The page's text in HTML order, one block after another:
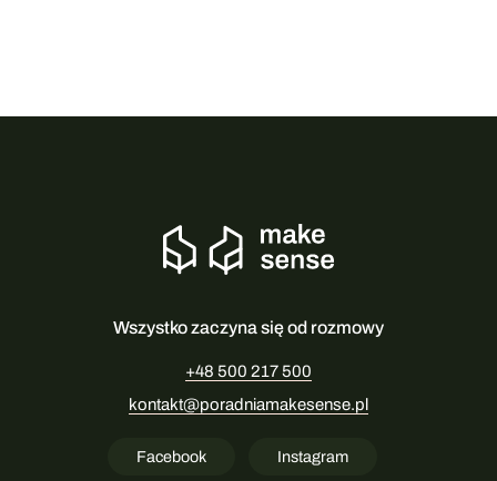
Wszystko zaczyna się od rozmowy
+48 500 217 500
kontakt@poradniamakesense.pl
Facebook Instagram